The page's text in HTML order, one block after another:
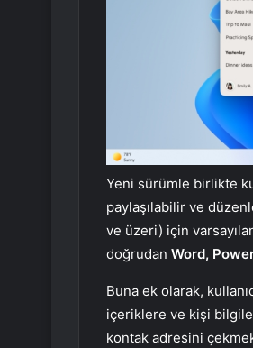
Yeni sürümle birlikte
paylaşılabilir ve
ve üzeri) için
doğrudan Word,
Buna ek olarak,
içeriklere ve kişi
kontak adresini